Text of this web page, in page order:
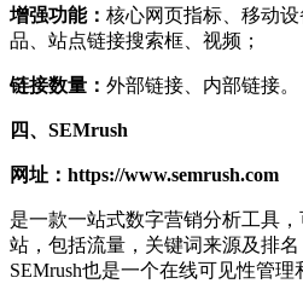
增强功能： 核心网页指标、移动
品、站点链接搜索框、视频；
链接数量： 外部链接、内部链接。
四、SEMrush
网址：https://www.semrush.com
是一款一站式数字营销分析工具
站，包括流量，关键词来源及排
SEMrush也是一个在线可见性管理